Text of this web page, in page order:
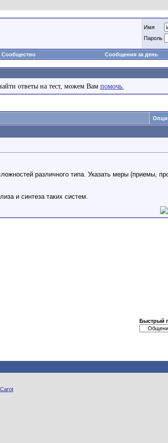
Имя
Пароль
Сообщество Сообщения за день
ответы на тест, можем Вам помочь.
различного типа. Указать меры (приемы,
и синтеза таких систем.
Быстрый